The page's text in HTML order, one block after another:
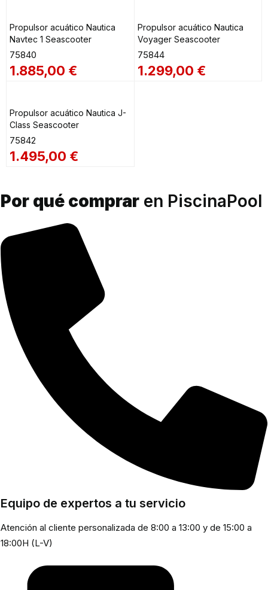
Propulsor acuático Nautica
Navtec 1 Seascooter
75840
1.885,00 €
Propulsor acuático Nautica
Voyager Seascooter
75844
1.299,00 €
Propulsor acuático Nautica J-
Class Seascooter
75842
1.495,00 €
Por qué comprar en PiscinaPool
Equipo de expertos a tu servicio
Atención al cliente personalizada de 8:00 a 13:00 y de 15:00 a
18:00H (L-V)